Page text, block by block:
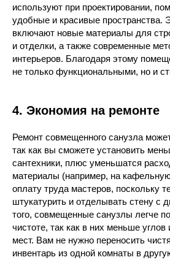
используют при проектировании,
удобные и красивые пространства.
включают новые материалы для
и отделки, а также современные
интерьеров. Благодаря этому
не только функциональными, но и
4. Экономия на ремонте
Ремонт совмещенного санузла
так как вы сможете установить
сантехники, плюс уменьшатся
материалы (например, на кафельную
оплату труда мастеров, поскольку
штукатурить и отделывать стену с
того, совмещенные санузлы легче
чистоте, так как в них меньше
мест. Вам не нужно переносить
инвентарь из одной комнаты в